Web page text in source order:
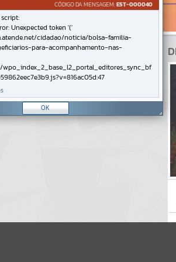
CÓDIGO DA MENSAGEM:EST-000040
Unexpected token '('
cidadao/noticia/bolsa-familia-
para-acompanhamento-nas-
OK